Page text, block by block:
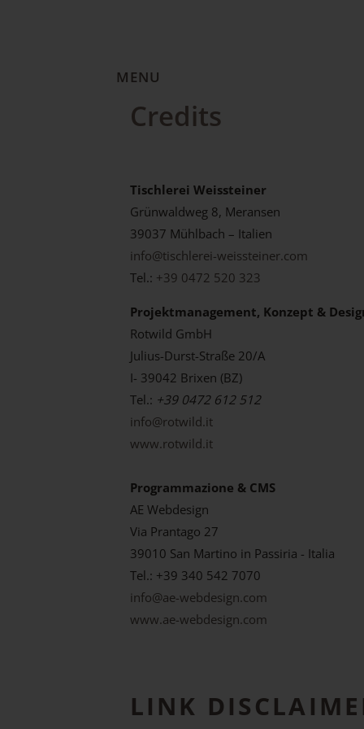
MENU
Credits
Tischlerei Weissteiner
Grünwaldweg 8, Meransen
39037 Mühlbach – Italien
info@tischlerei-weissteiner.com
Tel.: +39 0472 520 323
Projektmanagement, Konzept &
Rotwild GmbH
Julius-Durst-Straße 20/A
I- 39042 Brixen (BZ)
Tel.: +39 0472 612 512
info@rotwild.it
www.rotwild.it
Programmazione & CMS
AE Webdesign
Via Prantago 27
39010 San Martino in Passiria - Italia
Tel.: +39 340 542 7070
info@ae-webdesign.com
www.ae-webdesign.com
LINK